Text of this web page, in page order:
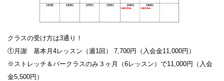
クラスの受け方は3通り！
①月謝 基本月4レッスン（週1回） 7,700円（入会金11,000円）
※ストレッチ＆バークラスのみ３ヶ月（6レッスン）で11,000円（入会
金5,500円）